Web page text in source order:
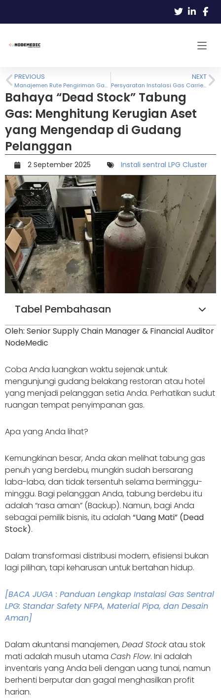
PREVIOUS
Manajemen Rute Pengiriman Gas: Strategi “Just-In-Time” untuk Menghemat Biaya BBM Armada
NEXT
Persyaratan Instalasi Gas Carrier untuk Gas Chromatography (GC): Wajib Pakai Trap?
Bahaya “Dead Stock” Tabung
Gas: Menghitung Kerugian Aset
yang Mengendap di Gudang
Pelanggan
2 September 2025 Instali sentral LPG Cluster
Tabel Pembahasan
Oleh: Senior Supply Chain Manager & Financial Auditor
NodeMedic
Coba Anda luangkan waktu sejenak untuk
mengunjungi gudang belakang restoran atau hotel
yang menjadi pelanggan setia Anda. Perhatikan sudut
ruangan tempat penyimpanan gas.
Apa yang Anda lihat?
Kemungkinan besar, Anda akan melihat tabung gas
penuh yang berdebu, mungkin sudah bersarang
laba-laba, dan tidak tersentuh selama berminggu-
minggu. Bagi pelanggan Anda, tabung berdebu itu
adalah “rasa aman” (Backup). Namun, bagi Anda
sebagai pemilik bisnis, itu adalah “Uang Mati” (Dead
Stock).
Dalam transformasi distribusi modern, efisiensi bukan
lagi pilihan, tapi keharusan untuk bertahan hidup.
[BACA JUGA : Panduan Lengkap Instalasi Gas Sentral
LPG: Standar Safety NFPA, Material Pipa, dan Desain
Aman]
Dalam akuntansi manajemen, Dead Stockatau stok
mati adalah musuh utama Cash Flow. Ini adalah
inventaris yang Anda beli dengan uang tunai, namun
berhenti berputar dan gagal menghasilkan profit
harian.